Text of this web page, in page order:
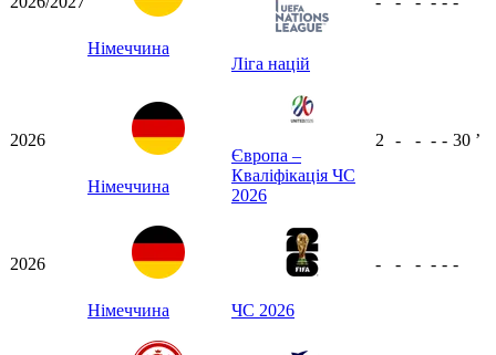
Німеччина
Ліга націй
2026
Німеччина
Європа –
Кваліфікація ЧС
2026
2 - - - - 30 ʼ
2026
Німеччина ЧС 2026
- - - - - -